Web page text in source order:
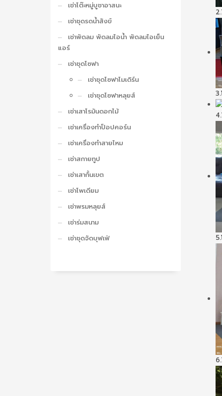
เช่าโต๊ะหมู่บูชาอาสนะ
เช่าชุดรดน้ำสังข์
เช่าพัดลม พัดลมไอน้ำ พัดลมไอเย็น
แอร์
เช่าชุดโซฟา
เช่าชุดโซฟาโมเดิร์น
เช่าชุดโซฟาหลุยส์
เช่าเสาโรมันดอกไม้
เช่าเครื่องทำป็อปคอร์น
เช่าเครื่องทำสายไหม
เช่าสกายทูป
เช่าเสากั้นเขต
เช่าโพเดียม
เช่าพรมหลุยส์
เช่าร่มสนาม
เช่าชุดจัดบุฟเฟ่